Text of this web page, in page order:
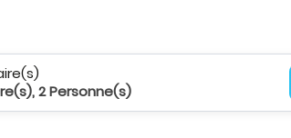
2Personne(s)